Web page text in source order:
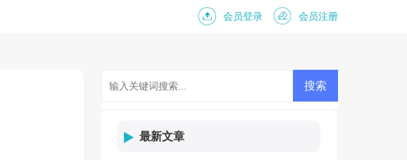
会员登录 会员注册
最新文章